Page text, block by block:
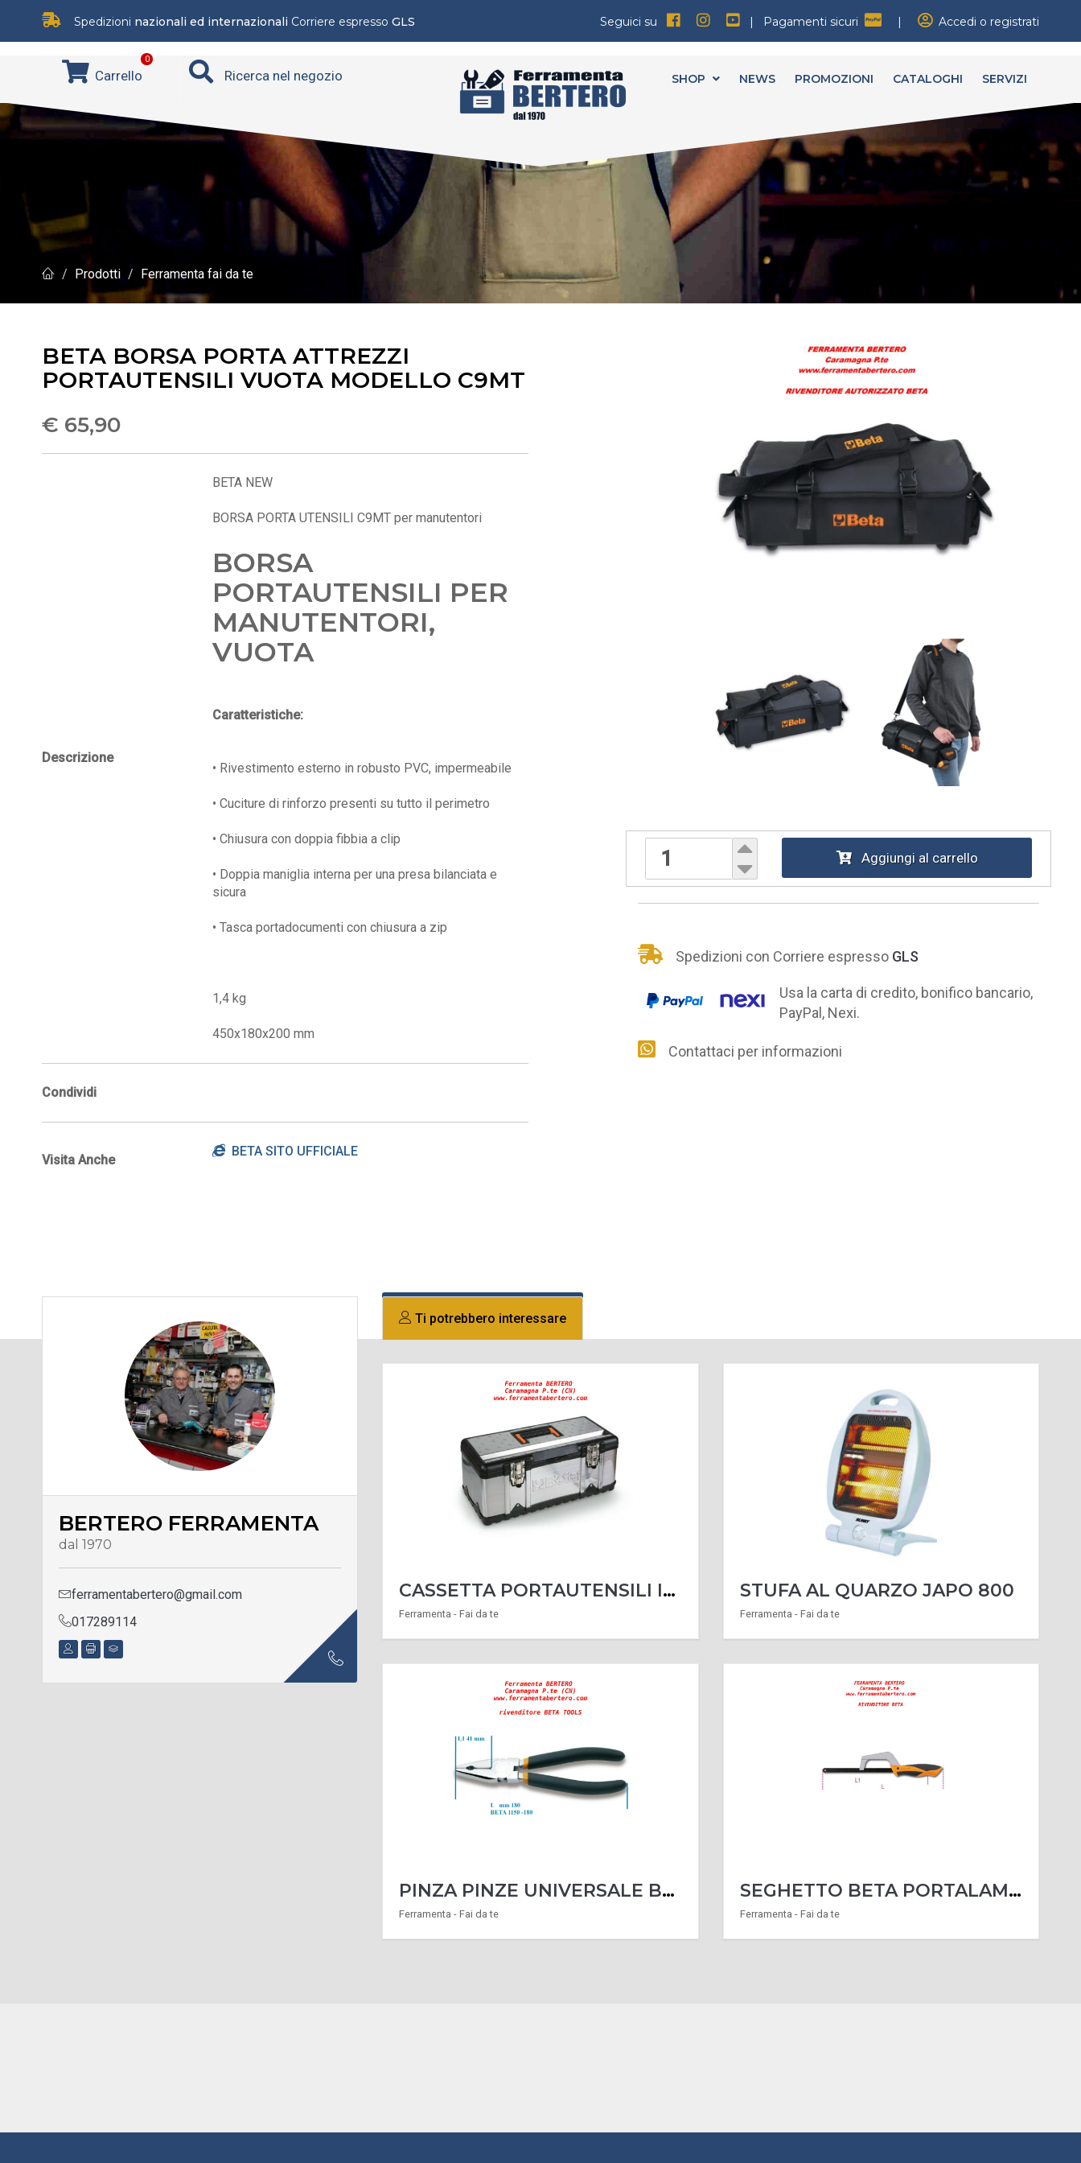
Spedizioni nazionali ed internazionali Corriere espresso GLS Seguici su | Pagamenti sicuri | Accedi o registrati
0
Carrello Ricerca nel negozio SHOP NEWS PROMOZIONI CATALOGHI SERVIZI
Prodotti Ferramenta fai da te
BETA BORSA PORTA ATTREZZI
PORTAUTENSILI VUOTA MODELLO C9MT
€ 65,90
Descrizione
BETA NEW
BORSA PORTA UTENSILI C9MT per manutentori
BORSA
PORTAUTENSILI PER
MANUTENTORI,
VUOTA
Caratteristiche:
• Rivestimento esterno in robusto PVC, impermeabile
• Cuciture di rinforzo presenti su tutto il perimetro
• Chiusura con doppia fibbia a clip
• Doppia maniglia interna per una presa bilanciata e
sicura
• Tasca portadocumenti con chiusura a zip
1,4 kg
450x180x200 mm
Condividi
Visita Anche
BETA SITO UFFICIALE
Aggiungi al carrello
Spedizioni con Corriere espresso GLS
Usa la carta di credito, bonifico bancario,
PayPal, Nexi.
Contattaci per informazioni
BERTERO FERRAMENTA
dal 1970
ferramentabertero@gmail.com
017289114
Ti potrebbero interessare
CASSETTA PORTAUTENSILI INOX BETA TOOLS CP17 CESTELLO PORTA ATTREZZI UTENSILI
Ferramenta - Fai da te
STUFA AL QUARZO JAPO 800
Ferramenta - Fai da te
PINZA PINZE UNIVERSALE BETA 1150 180 MM CROMATA CON MANICI PVC ANTISCIVOLO
Ferramenta - Fai da te
SEGHETTO BETA PORTALAMA 1727BM
Ferramenta - Fai da te